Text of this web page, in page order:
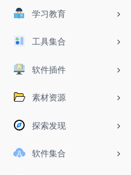
学习教育
工具集合
软件插件
素材资源
探索发现
软件集合